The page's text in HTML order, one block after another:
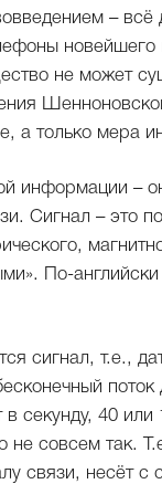
–
новейшего
не может
а только мера
информации –
Сигнал – это
По-
сигнал, т.е.,
поток
секунду, 40
не совсем так.
связи, несёт